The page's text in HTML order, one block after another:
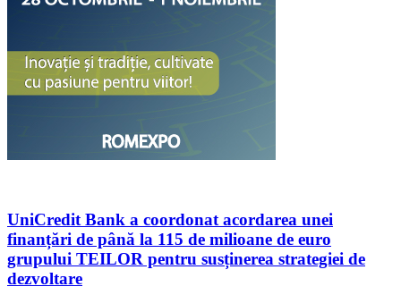
UniCredit Bank a coordonat acordarea unei
finanțări de până la 115 de milioane de euro
grupului TEILOR pentru susținerea strategiei de
dezvoltare